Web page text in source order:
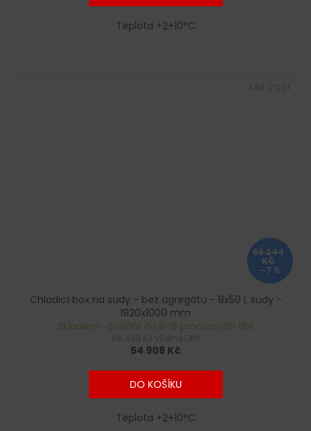
Teplota +2+10°C
59 244
KČ
–7 %
Chladicí box na sudy - bez agregátu - 8x50 L sudy -
1920x1000 mm
Skladem : dodání do 6-8 pracovních dní
54 908 Kč
DO KOŠÍKU
Teplota +2+10°C